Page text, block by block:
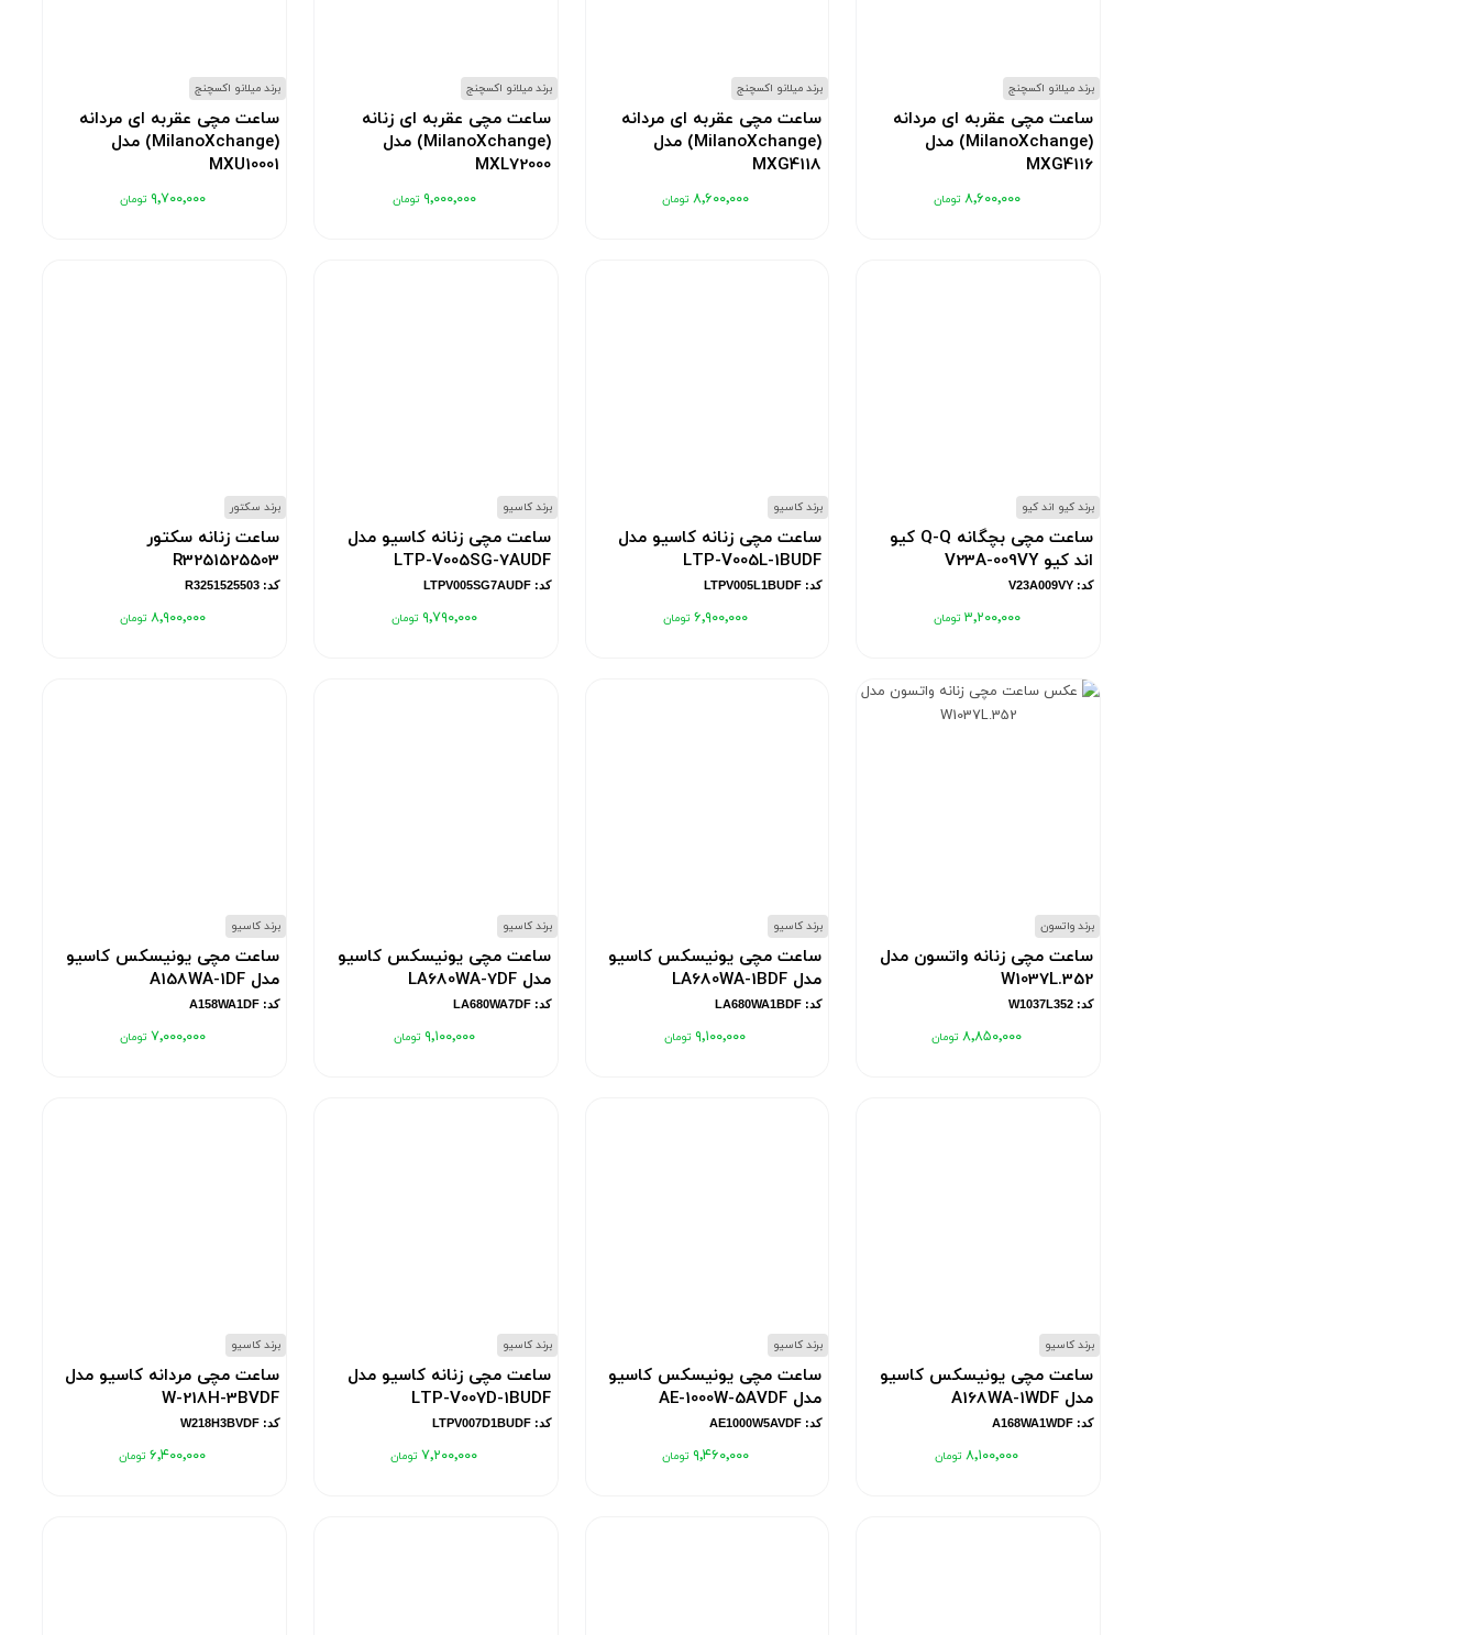
برند میلانو اکسچنج
ساعت مچی عقربه ای مردانه
(MilanoXchange) مدل
MXG4116
۸٬۶۰۰٬۰۰۰
برند میلانو اکسچنج
ساعت مچی عقربه ای مردانه
(MilanoXchange) مدل
MXG4118
۸٬۶۰۰٬۰۰۰
برند میلانو اکسچنج
ساعت مچی عقربه ای زنانه
(MilanoXchange) مدل
MXL72000
۹٬۰۰۰٬۰۰۰
برند میلانو اکسچنج
ساعت مچی عقربه ای مردانه
(MilanoXchange) مدل
MXU10001
۹٬۷۰۰٬۰۰۰
برند کیو اند کیو
ساعت مچی بچگانه Q-Q کیو
اند کیو V23A-009VY
کد: V23A009VY
۳٬۲۰۰٬۰۰۰
برند کاسیو
ساعت مچی زنانه کاسیو مدل
LTP-V005L-1BUDF
کد: LTPV005L1BUDF
۶٬۹۰۰٬۰۰۰
برند کاسیو
ساعت مچی زنانه کاسیو مدل
LTP-V005SG-7AUDF
کد: LTPV005SG7AUDF
۹٬۷۹۰٬۰۰۰
برند سکتور
ساعت زنانه سکتور
R3251525503
کد: R3251525503
۸٬۹۰۰٬۰۰۰
برند واتسون
ساعت مچی زنانه واتسون مدل
W1037L.352
کد: W1037L352
۸٬۸۵۰٬۰۰۰
برند کاسیو
ساعت مچی یونیسکس کاسیو
مدل LA680WA-1BDF
کد: LA680WA1BDF
۹٬۱۰۰٬۰۰۰
برند کاسیو
ساعت مچی یونیسکس کاسیو
مدل LA680WA-7DF
کد: LA680WA7DF
۹٬۱۰۰٬۰۰۰
برند کاسیو
ساعت مچی یونیسکس کاسیو
مدل A158WA-1DF
کد: A158WA1DF
۷٬۰۰۰٬۰۰۰
برند کاسیو
ساعت مچی یونیسکس کاسیو
مدل A168WA-1WDF
کد: A168WA1WDF
۸٬۱۰۰٬۰۰۰
برند کاسیو
ساعت مچی یونیسکس کاسیو
مدل AE-1000W-5AVDF
کد: AE1000W5AVDF
۹٬۴۶۰٬۰۰۰
برند کاسیو
ساعت مچی زنانه کاسیو مدل
LTP-V007D-1BUDF
کد: LTPV007D1BUDF
۷٬۲۰۰٬۰۰۰
برند کاسیو
ساعت مچی مردانه کاسیو مدل
W-218H-3BVDF
کد: W218H3BVDF
۶٬۴۰۰٬۰۰۰